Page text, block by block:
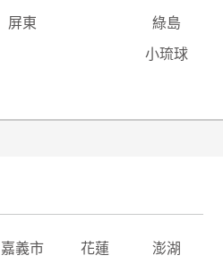
屏東 綠島
小琉球
嘉義市 花蓮 澎湖